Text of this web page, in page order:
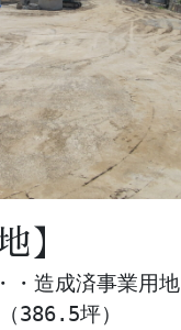
】
・造成済事業用地
386.5坪）